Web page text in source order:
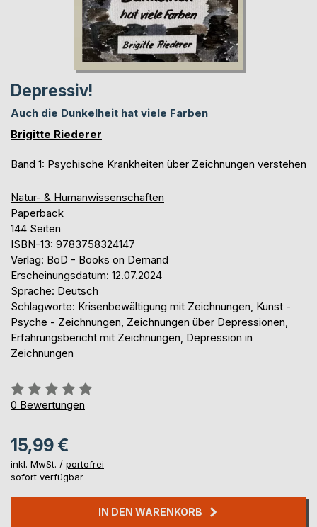
Depressiv!
Auch die Dunkelheit hat viele Farben
Brigitte Riederer
Band 1: Psychische Krankheiten über Zeichnungen verstehen
Natur- & Humanwissenschaften
Paperback
144 Seiten
ISBN-13: 9783758324147
Verlag: BoD - Books on Demand
Erscheinungsdatum: 12.07.2024
Sprache: Deutsch
Schlagworte: Krisenbewältigung mit Zeichnungen, Kunst -
Psyche - Zeichnungen, Zeichnungen über Depressionen,
Erfahrungsbericht mit Zeichnungen, Depression in
Zeichnungen
Bewertung::
0%
0 Bewertungen
15,99 €
inkl. MwSt. / portofrei
sofort verfügbar
IN DEN WARENKORB